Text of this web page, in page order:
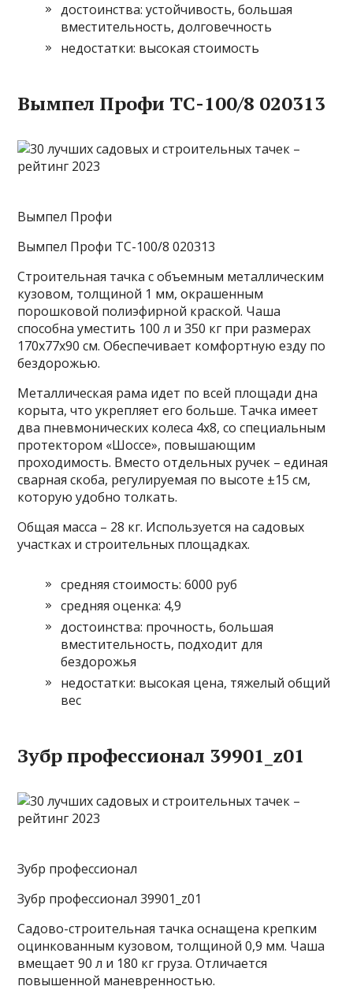
достоинства: устойчивость, большая
вместительность, долговечность
недостатки: высокая стоимость
Вымпел Профи ТС-100/8 020313
Вымпел Профи
Вымпел Профи ТС-100/8 020313
Строительная тачка с объемным металлическим
кузовом, толщиной 1 мм, окрашенным
порошковой полиэфирной краской. Чаша
способна уместить 100 л и 350 кг при размерах
170х77х90 см. Обеспечивает комфортную езду по
бездорожью.
Металлическая рама идет по всей площади дна
корыта, что укрепляет его больше. Тачка имеет
два пневмонических колеса 4х8, со специальным
протектором «Шоссе», повышающим
проходимость. Вместо отдельных ручек – единая
сварная скоба, регулируемая по высоте ±15 см,
которую удобно толкать.
Общая масса – 28 кг. Используется на садовых
участках и строительных площадках.
средняя стоимость: 6000 руб
средняя оценка: 4,9
достоинства: прочность, большая
вместительность, подходит для
бездорожья
недостатки: высокая цена, тяжелый общий
вес
Зубр профессионал 39901_z01
Зубр профессионал
Зубр профессионал 39901_z01
Садово-строительная тачка оснащена крепким
оцинкованным кузовом, толщиной 0,9 мм. Чаша
вмещает 90 л и 180 кг груза. Отличается
повышенной маневренностью.